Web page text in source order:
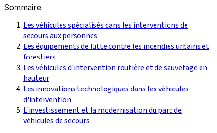
Sommaire
Les véhicules spécialisés dans les interventions de
secours aux personnes
Les équipements de lutte contre les incendies urbains et
forestiers
Les véhicules d'intervention routière et de sauvetage en
hauteur
Les innovations technologiques dans les véhicules
d'intervention
L'investissement et la modernisation du parc de
véhicules de secours